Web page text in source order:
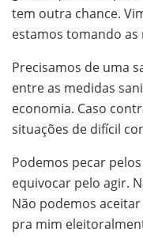
tem outra chance.
estamos tomando as
Precisamos de uma
entre as medidas
economia. Caso
situações de difícil
Podemos pecar
equivocar pelo agir.
Não podemos
pra mim